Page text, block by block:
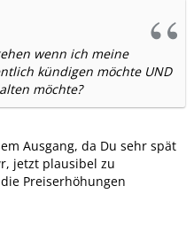
wenn ich meine
kündigen möchte UND
möchte?
Ausgang, da Du sehr spät
jetzt plausibel zu
Preiserhöhungen